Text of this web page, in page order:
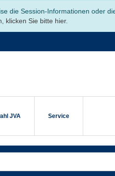
die Session-Informationen oder
klicken Sie bitte hier.
JVA Service